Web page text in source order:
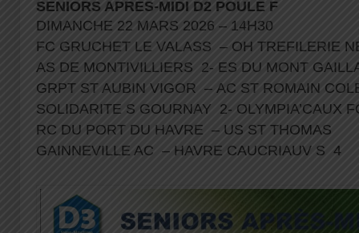
SENIORS APRES-MIDI D2 POULE F
DIMANCHE 22 MARS 2026 – 14H30
FC GRUCHET LE VALASS – OH TREFILERIE
AS DE MONTIVILLIERS 2- ES DU MONT
GRPT ST AUBIN VIGOR – AC ST ROMAIN
SOLIDARITE S GOURNAY 2- OLYMPIA’CAUX
RC DU PORT DU HAVRE – US ST THOMAS
GAINNEVILLE AC – HAVRE CAUCRIAUV S 4